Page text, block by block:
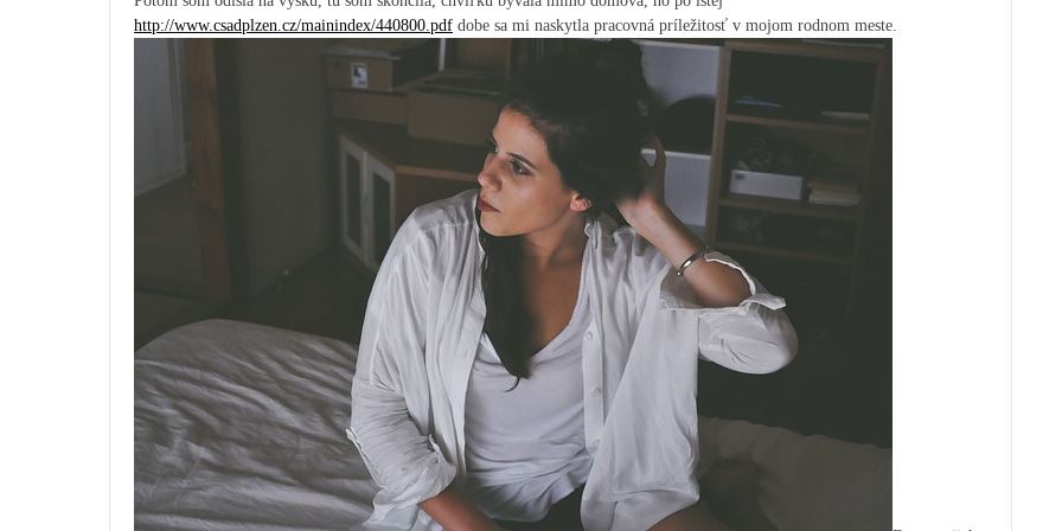
http://www.csadplzen.cz/mainindex/440800.pdf dobe sa mi naskytla pracovná príležitosť v mojom rodnom meste.